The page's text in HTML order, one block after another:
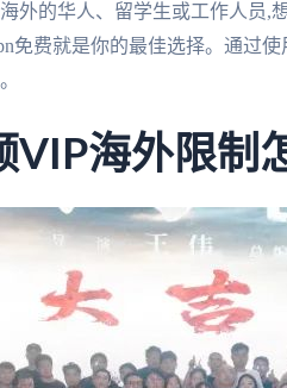
外的华人、留学生或工作人员,
免费就是你的最佳选择。通过
VIP海外限制